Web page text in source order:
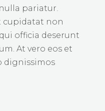
pariatur.
cupidatat non
officia deserunt
At vero eos et
dignissimos